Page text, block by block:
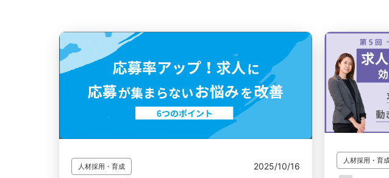
人材採用・育成 2025/10/16
人材採用・育